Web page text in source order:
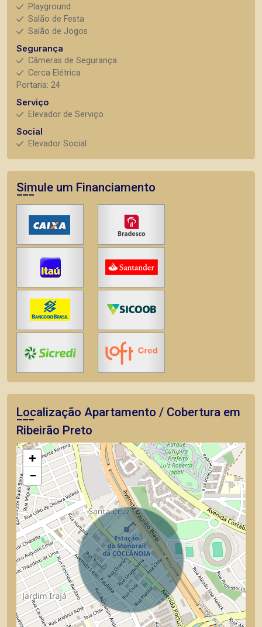
Playground
Salão de Festa
Salão de Jogos
Segurança
Câmeras de Segurança
Cerca Elétrica
Portaria: 24
Serviço
Elevador de Serviço
Social
Elevador Social
Simule um Financiamento
Localização Apartamento / Cobertura em
Ribeirão Preto
+
−